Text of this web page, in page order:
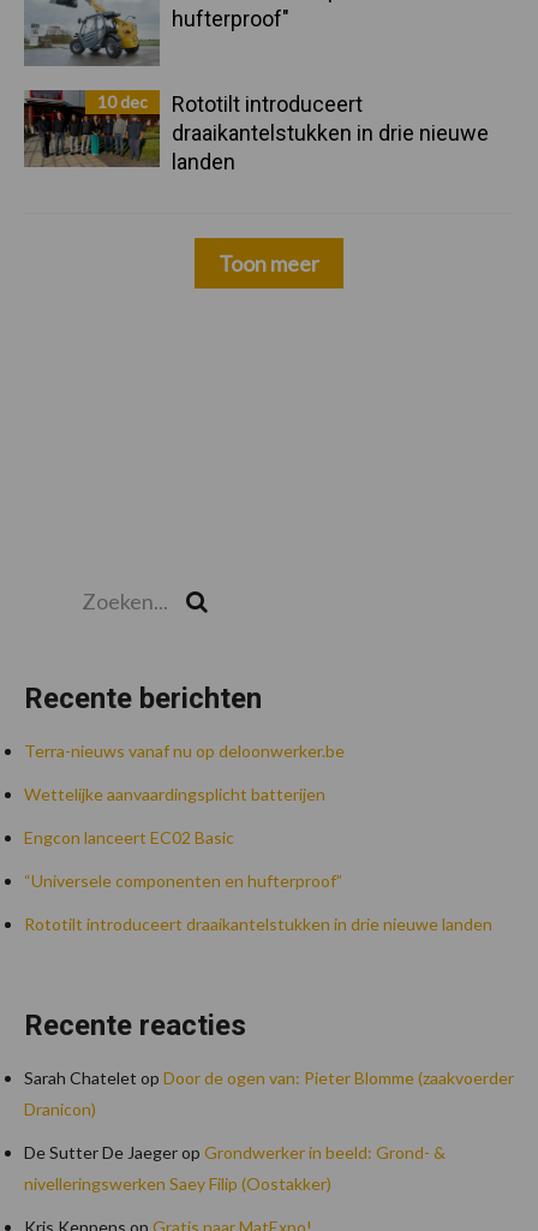
hufterproof"
10 dec
Rototilt introduceert
draaikantelstukken in drie nieuwe
landen
Toon meer
Recente berichten
Terra-nieuws vanaf nu op deloonwerker.be
Wettelijke aanvaardingsplicht batterijen
Engcon lanceert EC02 Basic
“Universele componenten en hufterproof”
Rototilt introduceert draaikantelstukken in drie nieuwe landen
Recente reacties
Sarah Chatelet op Door de ogen van: Pieter Blomme (zaakvoerder
Dranicon)
De Sutter De Jaegerop Grondwerker in beeld: Grond- &
nivelleringswerken Saey Filip (Oostakker)